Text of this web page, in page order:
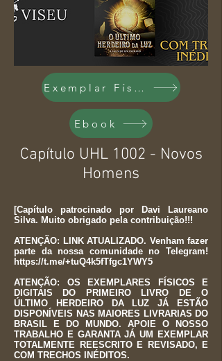
Exemplar Físico
Ebook
Capítulo UHL 1002 - Novos
Homens
[Capítulo patrocinado por Davi Laureano
Silva. Muito obrigado pela contribuição!!!
ATENÇÃO: LINK ATUALIZADO. Venham fazer
parte da nossa comunidade no Telegram!
https://t.me/+tuQ4k5fTfgc1YWY5
ATENÇÃO: OS EXEMPLARES FÍSICOS E
DIGITAIS DO PRIMEIRO LIVRO DE O
ÚLTIMO HERDEIRO DA LUZ JÁ ESTÃO
DISPONÍVEIS NAS MAIORES LIVRARIAS DO
BRASIL E DO MUNDO. APOIE O NOSSO
TRABALHO E GARANTA JÁ UM EXEMPLAR
TOTALMENTE REESCRITO E REVISADO, E
COM TRECHOS INÉDITOS.